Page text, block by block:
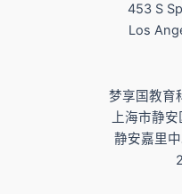
453 S
Los
梦享国教育
上海市静
静安嘉里